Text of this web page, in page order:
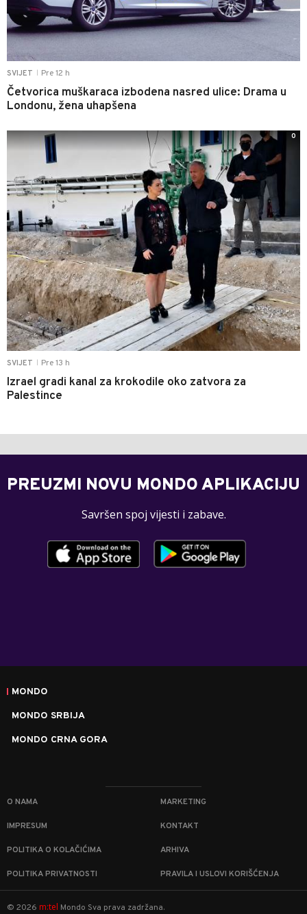
SVIJET Pre 12 h
Četvorica muškaraca izbodena nasred ulice: Drama u
Londonu, žena uhapšena
SVIJET Pre 13 h
Izrael gradi kanal za krokodile oko zatvora za
Palestince
0
PREUZMI NOVU MONDO APLIKACIJU
Savršen spoj vijesti i zabave.
MONDO
MONDO SRBIJA
MONDO CRNA GORA
O NAMA MARKETING
IMPRESUM KONTAKT
POLITIKA O KOLAČIĆIMA ARHIVA
POLITIKA PRIVATNOSTI PRAVILA I USLOVI KORIŠĆENJA
© 2026 m:tel Mondo Sva prava zadržana.